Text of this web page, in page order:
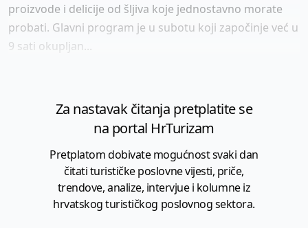
proizvode i delicije od šljiva koje jednostavno morate
probati. Glavni program je u subotu koji započinje već u
9 sati okupljan...
Za nastavak čitanja pretplatite se
na portal HrTurizam
Pretplatom dobivate mogućnost svaki dan
čitati turističke poslovne vijesti, priče,
trendove, analize, intervjue i kolumne iz
hrvatskog turističkog poslovnog sektora.